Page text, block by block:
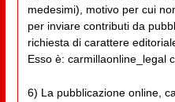
medesimi), motivo per cui
per inviare contributi da
richiesta di carattere
Esso è: carmillaonline_legal
6) La pubblicazione online,